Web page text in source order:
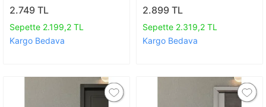
2.749 TL
Sepette 2.199,2 TL
Kargo Bedava
2.899 TL
Sepette 2.319,2 TL
Kargo Bedava